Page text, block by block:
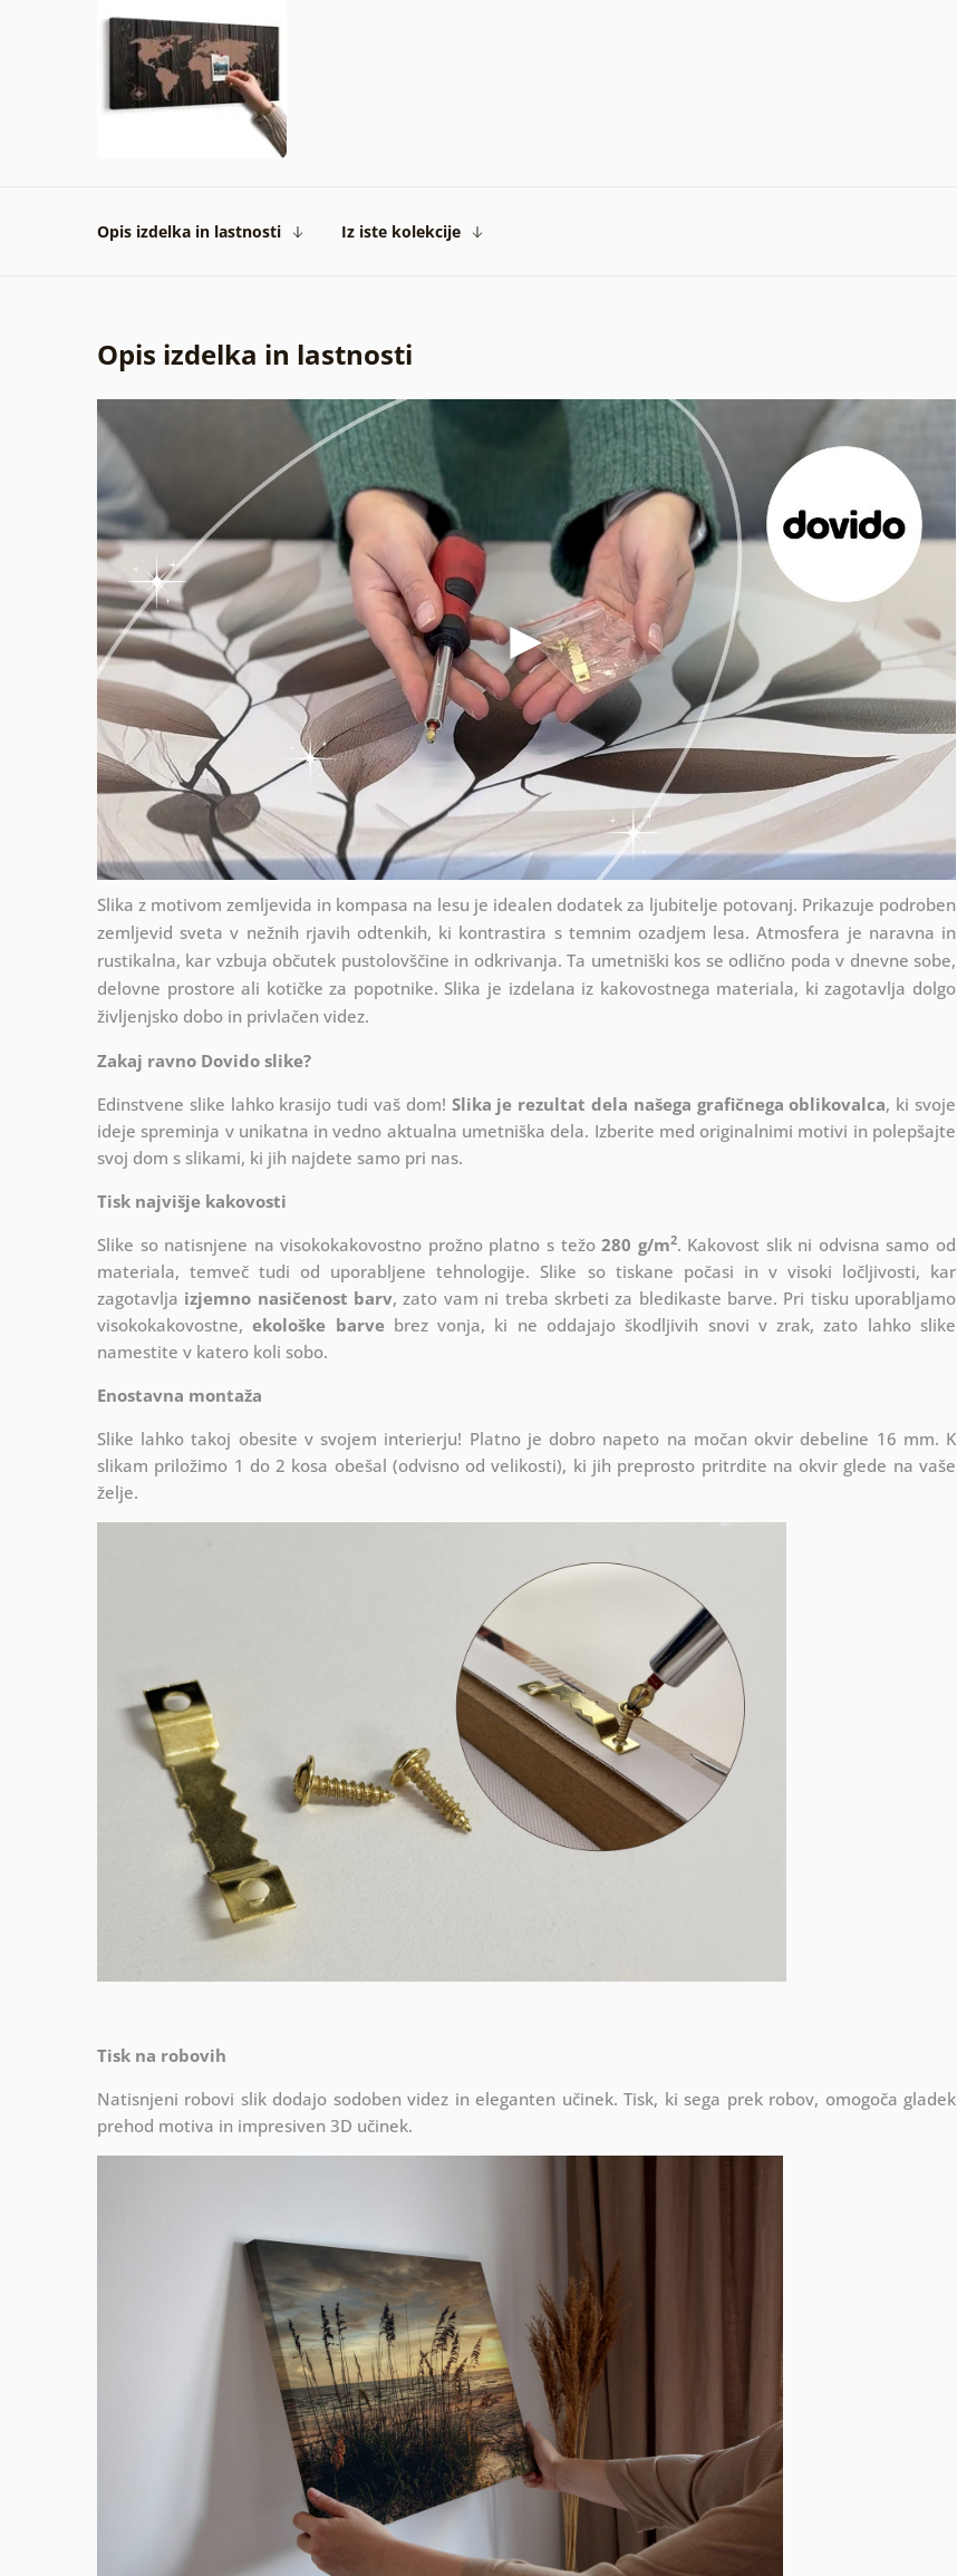
Opis izdelka in lastnosti Iz iste kolekcije
Opis izdelka in lastnosti
Slika z motivom zemljevida in kompasa na lesu je idealen dodatek za ljubitelje potovanj. Prikazuje podroben
zemljevid sveta v nežnih rjavih odtenkih, ki kontrastira s temnim ozadjem lesa. Atmosfera je naravna in
rustikalna, kar vzbuja občutek pustolovščine in odkrivanja. Ta umetniški kos se odlično poda v dnevne sobe,
delovne prostore ali kotičke za popotnike. Slika je izdelana iz kakovostnega materiala, ki zagotavlja dolgo
življenjsko dobo in privlačen videz.
Zakaj ravno Dovido slike?
Edinstvene slike lahko krasijo tudi vaš dom! Slika je rezultat dela našega grafičnega oblikovalca, ki svoje
ideje spreminja v unikatna in vedno aktualna umetniška dela. Izberite med originalnimi motivi in polepšajte
svoj dom s slikami, ki jih najdete samo pri nas.
Tisk najvišje kakovosti
Slike so natisnjene na visokokakovostno prožno platno s težo280 g/m2. Kakovost slik ni odvisna samo od
materiala, temveč tudi od uporabljene tehnologije. Slike so tiskane počasi in v visoki ločljivosti, kar
zagotavlja izjemno nasičenost barv, zato vam ni treba skrbeti za bledikaste barve. Pri tisku uporabljamo
visokokakovostne,ekološke barvebrez vonja, ki ne oddajajo škodljivih snovi v zrak, zato lahko slike
namestite v katero koli sobo.
Enostavna montaža
Slike lahko takoj obesite v svojem interierju! Platno je dobro napeto na močan okvir debeline 16 mm. K
slikam priložimo 1 do 2 kosa obešal (odvisno od velikosti), ki jih preprosto pritrdite na okvir glede na vaše
želje.
Tisk na robovih
Natisnjeni robovi slik dodajo sodoben videz in eleganten učinek. Tisk, ki sega prek robov, omogoča gladek
prehod motiva in impresiven 3D učinek.